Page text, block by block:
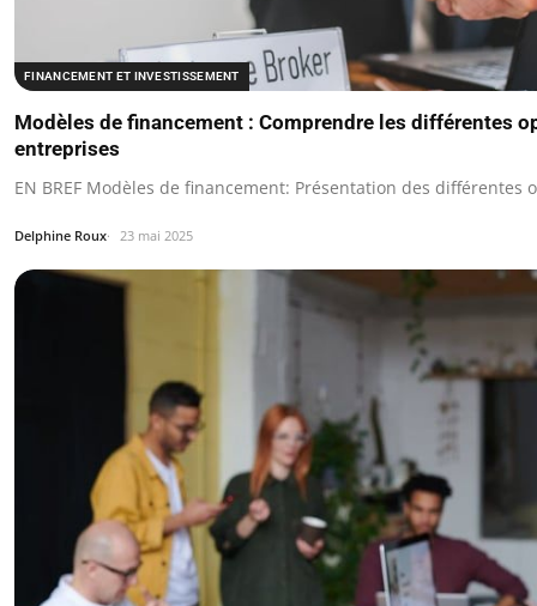
FINANCEMENT ET INVESTISSEMENT
Modèles de financement : Comprendre les différentes
entreprises
EN BREF Modèles de financement: Présentation des différentes
Delphine Roux 23 mai 2025